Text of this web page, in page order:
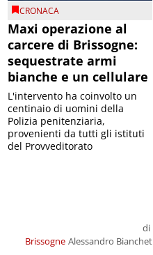
CRONACA
Maxi operazione al
carcere di Brissogne:
sequestrate armi
bianche e un cellulare
Brissogne
di
Alessandro Bianchet
L'intervento ha coinvolto un
centinaio di uomini della
Polizia penitenziaria,
provenienti da tutti gli istituti
del Provveditorato